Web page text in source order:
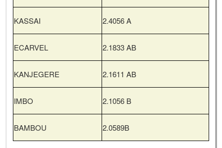
KASSAI 2.4056 A
ECARVEL 2.1833 AB
KANJEGERE 2.1611 AB
IMBO 2.1056 B
BAMBOU 2.0589B